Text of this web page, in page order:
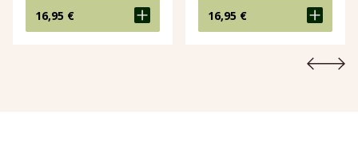
16,95 € 16,95 €